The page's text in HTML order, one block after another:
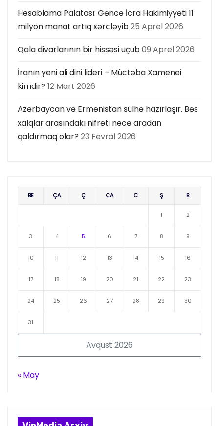
Hesablama Palatası: Gəncə İcra Hakimiyyəti 11
milyon manat artıq xərcləyib25 Aprel 2026
Qala divarlarının bir hissəsi uçub09 Aprel 2026
İranın yeni ali dini lideri – Müctəba Xamenei
kimdir? 12 Mart 2026
Azərbaycan və Ermənistan sülhə hazırlaşır. Bəs
xalqlar arasındakı nifrəti necə aradan
qaldırmaq olar? 23 Fevral 2026
Avqust 2026
BE ÇA Ç CA C Ş B
1 2
3 4 5 6 7 8 9
10 11 12 13 14 15 16
17 18 19 20 21 22 23
24 25 26 27 28 29 30
31
« May